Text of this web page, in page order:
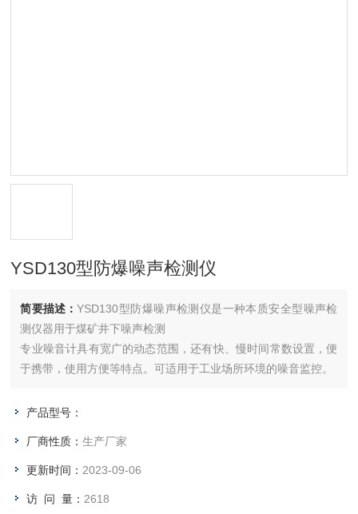
YSD130型防爆噪声检测仪
简要描述：YSD130型防爆噪声检测仪是一种本质安全型噪声检
测仪器用于煤矿井下噪声检测
专业噪音计具有宽广的动态范围，还有快、慢时间常数设置，便
于携带，使用方便等特点。可适用于工业场所环境的噪音监控。
产品型号：
厂商性质：生产厂家
更新时间： 2023-09-06
访 问 量： 2618